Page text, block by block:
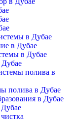
в Дубае
в Дубае
в Дубае
полива в
полива в Дубае
в Дубае